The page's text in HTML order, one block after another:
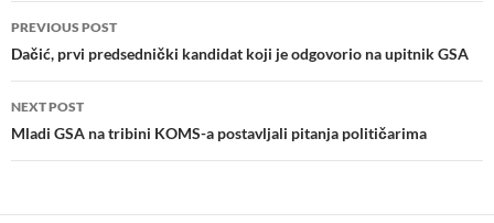
Post
navigation
PREVIOUS POST
Dačić, prvi predsednički kandidat koji je odgovorio na upitnik GSA
NEXT POST
Mladi GSA na tribini KOMS-a postavljali pitanja političarima